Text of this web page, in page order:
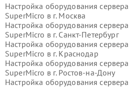
Настройка оборудования сервера
SuperMicro в г. Москва
Настройка оборудования сервера
SuperMicro в г. Санкт-Петербург
Настройка оборудования сервера
SuperMicro в г. Краснодар
Настройка оборудования сервера
SuperMicro в г. Ростов-на-Дону
Настройка оборудования сервера